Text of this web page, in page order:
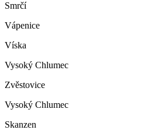
Smrčí
Vápenice
Víska
Vysoký Chlumec
Zvěstovice
Vysoký Chlumec
Skanzen